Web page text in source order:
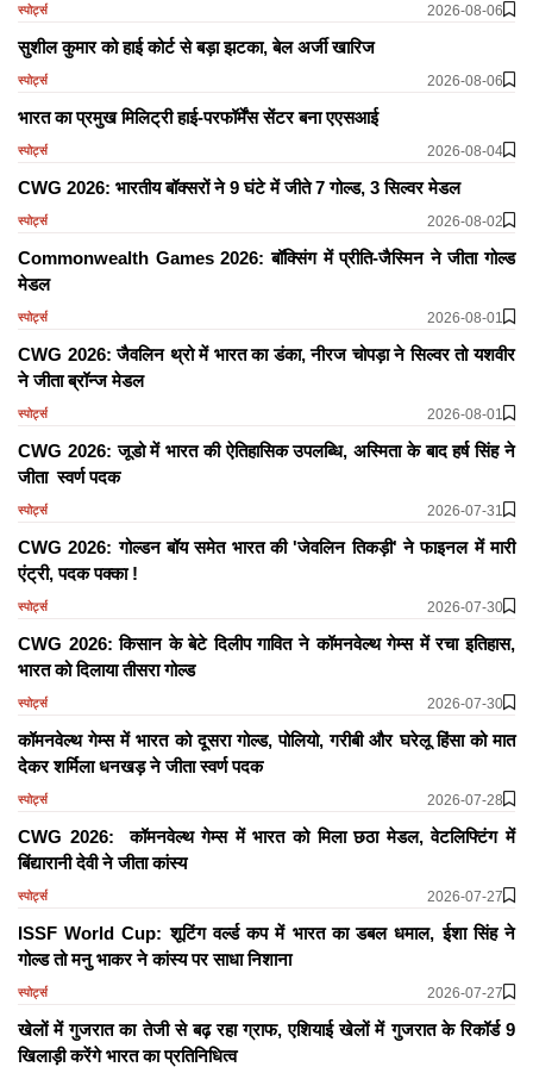
स्पोर्ट्स 2026-08-06
सुशील कुमार को हाई कोर्ट से बड़ा झटका, बेल अर्जी खारिज
स्पोर्ट्स 2026-08-06
भारत का प्रमुख मिलिट्री हाई-परफॉर्मेंस सेंटर बना एएसआई
स्पोर्ट्स 2026-08-04
CWG 2026: भारतीय बॉक्सरों ने 9 घंटे में जीते 7 गोल्ड, 3 सिल्वर मेडल
स्पोर्ट्स 2026-08-02
Commonwealth Games 2026: बॉक्सिंग में प्रीति-जैस्मिन ने जीता गोल्ड
मेडल
स्पोर्ट्स 2026-08-01
CWG 2026: जैवलिन थ्रो में भारत का डंका, नीरज चोपड़ा ने सिल्वर तो यशवीर
ने जीता ब्रॉन्ज मेडल
स्पोर्ट्स 2026-08-01
CWG 2026: जूडो में भारत की ऐतिहासिक उपलब्धि, अस्मिता के बाद हर्ष सिंह ने
जीता स्वर्ण पदक
स्पोर्ट्स 2026-07-31
CWG 2026: गोल्डन बॉय समेत भारत की 'जेवलिन तिकड़ी' ने फाइनल में मारी
एंट्री, पदक पक्का !
स्पोर्ट्स 2026-07-30
CWG 2026: किसान के बेटे दिलीप गावित ने कॉमनवेल्थ गेम्स में रचा इतिहास,
भारत को दिलाया तीसरा गोल्ड
स्पोर्ट्स 2026-07-30
कॉमनवेल्थ गेम्स में भारत को दूसरा गोल्ड, पोलियो, गरीबी और घरेलू हिंसा को मात
देकर शर्मिला धनखड़ ने जीता स्वर्ण पदक
स्पोर्ट्स 2026-07-28
CWG 2026: कॉमनवेल्थ गेम्स में भारत को मिला छठा मेडल, वेटलिफ्टिंग में
बिंद्यारानी देवी ने जीता कांस्य
स्पोर्ट्स 2026-07-27
ISSF World Cup: शूटिंग वर्ल्ड कप में भारत का डबल धमाल, ईशा सिंह ने
गोल्ड तो मनु भाकर ने कांस्य पर साधा निशाना
स्पोर्ट्स 2026-07-27
खेलों में गुजरात का तेजी से बढ़ रहा ग्राफ, एशियाई खेलों में गुजरात के रिकॉर्ड 9
खिलाड़ी करेंगे भारत का प्रतिनिधित्व